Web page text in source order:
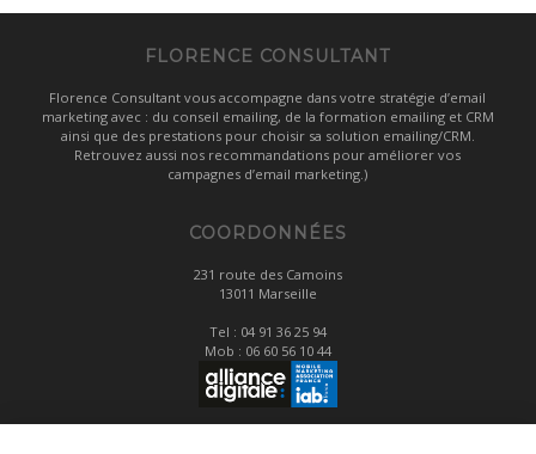
FLORENCE CONSULTANT
Florence Consultant vous accompagne dans votre stratégie d’email
marketing avec : du conseil emailing, de la formation emailing et CRM
ainsi que des prestations pour choisir sa solution emailing/CRM.
Retrouvez aussi nos recommandations pour améliorer vos
campagnes d’email marketing.)
COORDONNÉES
231 route des Camoins
13011 Marseille
Tel : 04 91 36 25 94
Mob : 06 60 56 10 44